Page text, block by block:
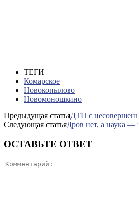
ТЕГИ
Комарское
Новокопылово
Новомоношкино
Предыдущая статьяДТП с
Следующая статьяДров нет, а наука —
ОСТАВЬТЕ ОТВЕТ